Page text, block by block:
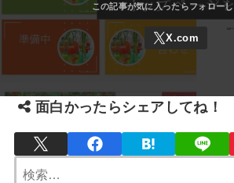
面白かったらシェアしてね！